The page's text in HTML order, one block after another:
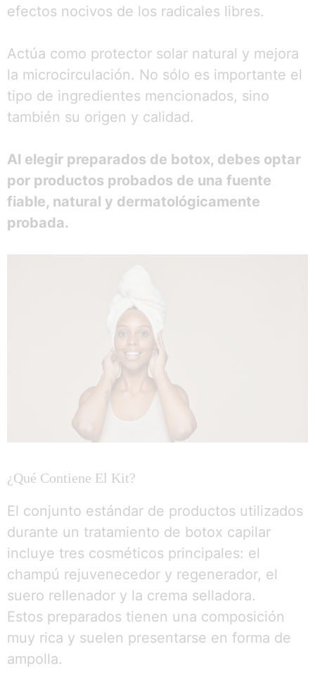
efectos nocivos de los radicales libres.
Actúa como protector solar natural y mejora
la microcirculación. No sólo es importante el
tipo de ingredientes mencionados, sino
también su origen y calidad.
Al elegir preparados de botox, debes optar
por productos probados de una fuente
fiable, natural y dermatológicamente
probada.
¿Qué Contiene El Kit?
El conjunto estándar de productos utilizados
durante un tratamiento de botox capilar
incluye tres cosméticos principales: el
champú rejuvenecedor y regenerador, el
suero rellenador y la crema selladora.
Estos preparados tienen una composición
muy rica y suelen presentarse en forma de
ampolla.